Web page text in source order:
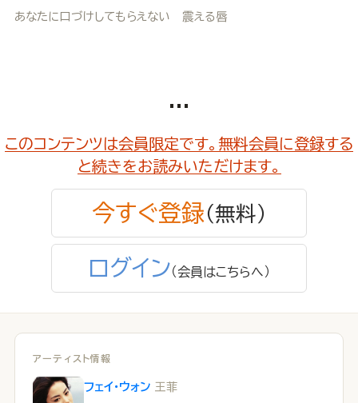
あなたに口づけしてもらえない 震える唇
...
このコンテンツは会員限定です。無料会員に登録する
と続きをお読みいただけます。
今すぐ登録（無料）
ログイン（会員はこちらへ）
アーティスト情報
フェイ・ウォン 王菲